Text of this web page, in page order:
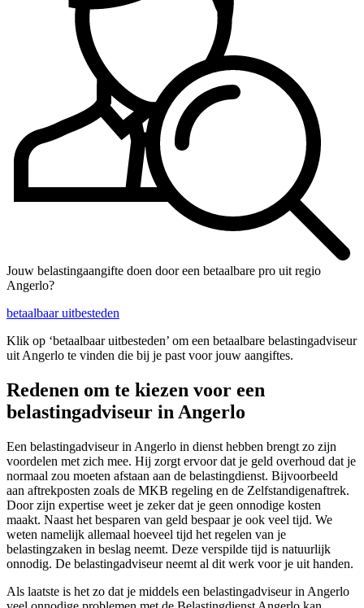
Jouw belastingaangifte doen door een betaalbare pro uit regio
Angerlo?
betaalbaar uitbesteden
Klik op ‘betaalbaar uitbesteden’ om een betaalbare belastingadviseur
uit Angerlo te vinden die bij je past voor jouw aangiftes.
Redenen om te kiezen voor een
belastingadviseur in Angerlo
Een belastingadviseur in Angerlo in dienst hebben brengt zo zijn
voordelen met zich mee. Hij zorgt ervoor dat je geld overhoud dat je
normaal zou moeten afstaan aan de belastingdienst. Bijvoorbeeld
aan aftrekposten zoals de MKB regeling en de Zelfstandigenaftrek.
Door zijn expertise weet je zeker dat je geen onnodige kosten
maakt. Naast het besparen van geld bespaar je ook veel tijd. We
weten namelijk allemaal hoeveel tijd het regelen van je
belastingzaken in beslag neemt. Deze verspilde tijd is natuurlijk
onnodig. De belastingadviseur neemt al dit werk voor je uit handen.
Als laatste is het zo dat je middels een belastingadviseur in Angerlo